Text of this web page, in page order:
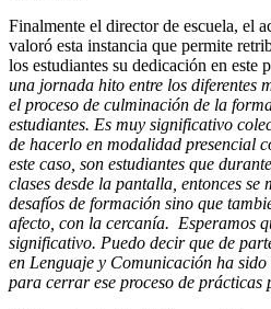
Finalmente el director de escuela, el
valoró esta instancia que permite
los estudiantes su dedicación en este
una jornada hito entre los diferentes
el proceso de culminación de la
estudiantes. Es muy significativo
de hacerlo en modalidad presencial
este caso, son estudiantes que
clases desde la pantalla, entonces se
desafíos de formación sino que
afecto, con la cercanía. Esperamos
significativo. Puedo decir que de
en Lenguaje y Comunicación ha
para cerrar ese proceso de prácticas